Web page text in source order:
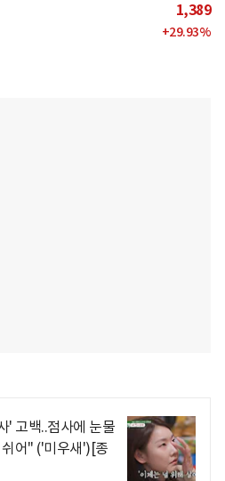
1,389
+29.93%
' 고백..점사에 눈물
어" ('미우새')[종